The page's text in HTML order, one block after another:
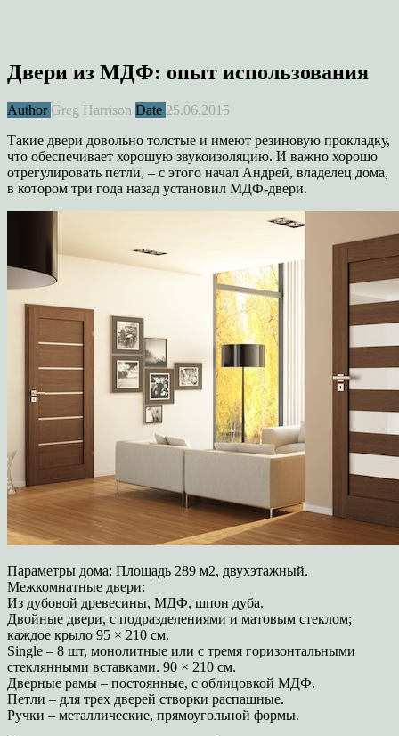
Двери из МДФ: опыт использования
Author Greg Harrison Date 25.06.2015
Такие двери довольно толстые и имеют резиновую прокладку,
что обеспечивает хорошую звукоизоляцию. И важно хорошо
отрегулировать петли, – с этого начал Андрей, владелец дома,
в котором три года назад установил МДФ-двери.
Параметры дома: Площадь 289 м2, двухэтажный.
Межкомнатные двери:
Из дубовой древесины, МДФ, шпон дуба.
Двойные двери, с подразделениями и матовым стеклом;
каждое крыло 95 × 210 см.
Single – 8 шт, монолитные или с тремя горизонтальными
стеклянными вставками. 90 × 210 см.
Дверные рамы – постоянные, с облицовкой МДФ.
Петли – для трех дверей створки распашные.
Ручки – металлические, прямоугольной формы.